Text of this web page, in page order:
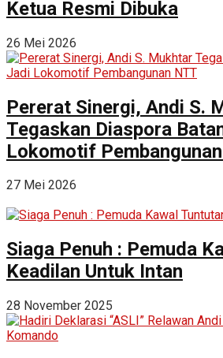
Ketua Resmi Dibuka
26 Mei 2026
Pererat Sinergi, Andi S.
Tegaskan Diaspora
Lokomotif
27 Mei 2026
Siaga Penuh : Pemuda
Keadilan Untuk Intan
28 November 2025